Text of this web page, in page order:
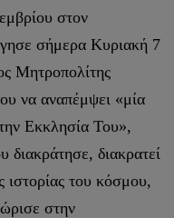
στον
σήμερα Κυριακή 7
Μητροπολίτης
να αναπέμψει «μία
Εκκλησία Του»,
διακράτησε, διακρατεί
ιστορίας του κόσμου,
στην